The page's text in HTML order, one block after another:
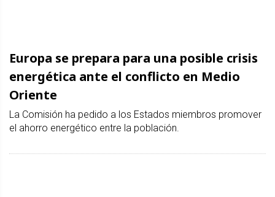
Europa se prepara para una posible crisis
energética ante el conflicto en Medio
Oriente
La Comisión ha pedido a los Estados miembros promover
el ahorro energético entre la población.